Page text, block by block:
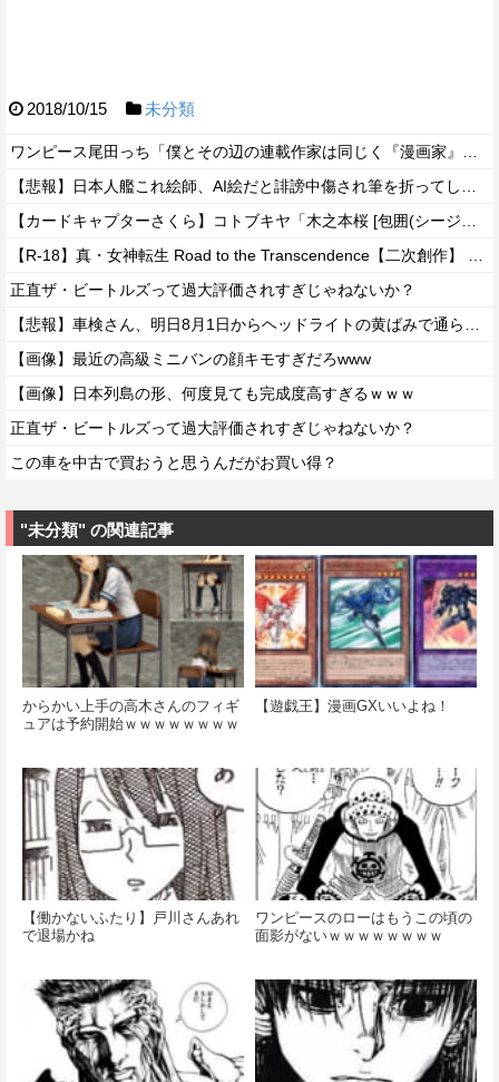
2018/10/15 未分類
正直ザ・ビートルズって過大評価されすぎじゃねないか？
【画像】最近の高級ミニバンの顔キモすぎだろwww
【画像】日本列島の形、何度見ても完成度高すぎるｗｗｗ
正直ザ・ビートルズって過大評価されすぎじゃねないか？
この車を中古で買おうと思うんだがお買い得？
"未分類" の関連記事
からかい上手の高木さんのフィギ
ュアは予約開始ｗｗｗｗｗｗｗｗ
【遊戯王】漫画GXいいよね！
【働かないふたり】戸川さんあれ
で退場かね
ワンピースのローはもうこの頃の
面影がないｗｗｗｗｗｗｗｗ